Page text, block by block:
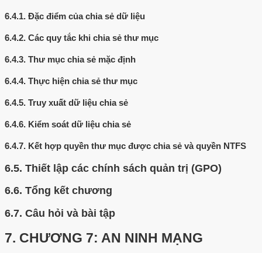
6.4.1. Đặc điểm của chia sẻ dữ liệu
6.4.2. Các quy tắc khi chia sẻ thư mục
6.4.3. Thư mục chia sẻ mặc định
6.4.4. Thực hiện chia sẻ thư mục
6.4.5. Truy xuất dữ liệu chia sẻ
6.4.6. Kiểm soát dữ liệu chia sẻ
6.4.7. Kết hợp quyền thư mục được chia sẻ và quyền NTFS
6.5. Thiết lập các chính sách quản trị (GPO)
6.6. Tổng kết chương
6.7. Câu hỏi và bài tập
7. CHƯƠNG 7: AN NINH MẠNG